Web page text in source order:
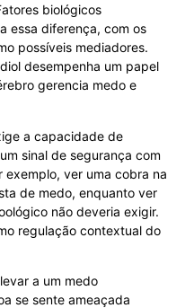
biológicos
essa diferença, com os
possíveis mediadores.
desempenha um papel
gerencia medo e
a capacidade de
sinal de segurança com
exemplo, ver uma cobra na
de medo, enquanto ver
não deveria exigir.
regulação contextual do
a um medo
se sente ameaçada